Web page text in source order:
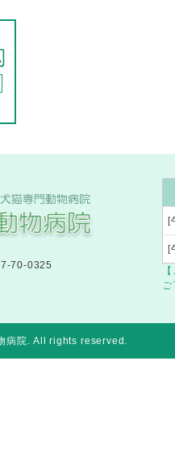
70-0325
[
[
ご
病院. All rights reserved.